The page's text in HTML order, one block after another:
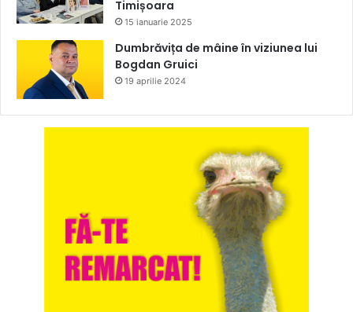
Timișoara
15 ianuarie 2025
Dumbrăvița de mâine în viziunea lui
Bogdan Gruici
19 aprilie 2024